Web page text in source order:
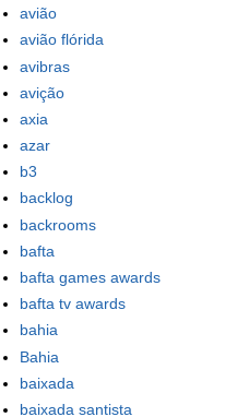
avião
avião flórida
avibras
avição
axia
azar
b3
backlog
backrooms
bafta
bafta games awards
bafta tv awards
bahia
Bahia
baixada
baixada santista